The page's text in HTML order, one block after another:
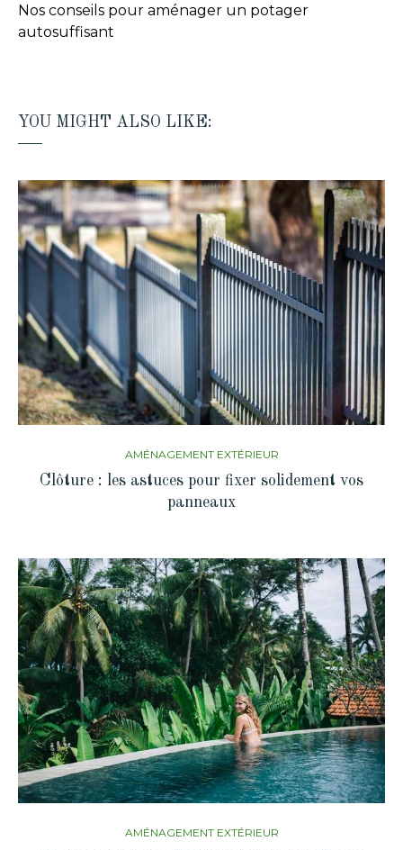
Nos conseils pour aménager un potager
autosuffisant
YOU MIGHT ALSO LIKE:
AMÉNAGEMENT EXTÉRIEUR
Clôture : les astuces pour fixer solidement vos
panneaux
AMÉNAGEMENT EXTÉRIEUR